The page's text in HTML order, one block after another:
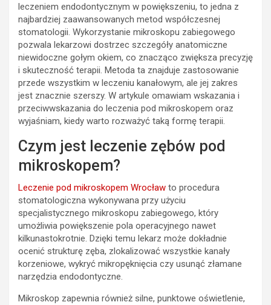
leczeniem endodontycznym w powiększeniu, to jedna z
najbardziej zaawansowanych metod współczesnej
stomatologii. Wykorzystanie mikroskopu zabiegowego
pozwala lekarzowi dostrzec szczegóły anatomiczne
niewidoczne gołym okiem, co znacząco zwiększa precyzję
i skuteczność terapii. Metoda ta znajduje zastosowanie
przede wszystkim w leczeniu kanałowym, ale jej zakres
jest znacznie szerszy. W artykule omawiam wskazania i
przeciwwskazania do leczenia pod mikroskopem oraz
wyjaśniam, kiedy warto rozważyć taką formę terapii.
Czym jest leczenie zębów pod
mikroskopem?
Leczenie pod mikroskopem Wrocław to procedura
stomatologiczna wykonywana przy użyciu
specjalistycznego mikroskopu zabiegowego, który
umożliwia powiększenie pola operacyjnego nawet
kilkunastokrotnie. Dzięki temu lekarz może dokładnie
ocenić strukturę zęba, zlokalizować wszystkie kanały
korzeniowe, wykryć mikropęknięcia czy usunąć złamane
narzędzia endodontyczne.
Mikroskop zapewnia również silne, punktowe oświetlenie,